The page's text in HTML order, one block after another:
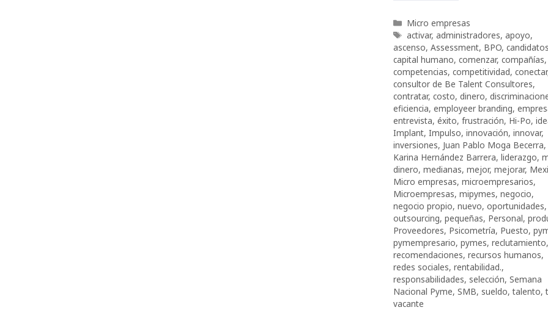
Categorías
Micro empresas
Etiquetas
activar, administradores, apoyo,
ascenso, Assessment, BPO, candidatos
capital humano, comenzar, compañías,
competencias, competitividad, conectar
consultor de Be Talent Consultores,
contratar, costo, dinero,
eficiencia, employeer branding,
entrevista, éxito, frustración, Hi-Po,
Implant, Impulso, innovación, innovar,
inversiones, Juan Pablo Moga Becerra,
Karina Hernández Barrera, liderazgo,
dinero, medianas, mejor, mejorar,
Micro empresas, microempresarios,
Microempresas, mipymes, negocio,
negocio propio, nuevo, oportunidades,
outsourcing, pequeñas, Personal,
Proveedores, Psicometría, Puesto,
pymempresario, pymes, reclutamiento,
recomendaciones, recursos humanos,
redes sociales, rentabilidad.,
responsabilidades, selección, Semana
Nacional Pyme, SMB, sueldo,talento,
vacante